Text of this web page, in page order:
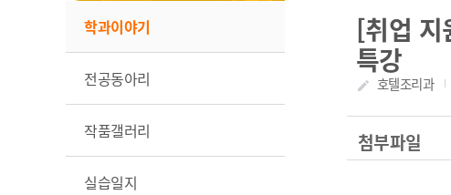
학과이야기
전공동아리
작품갤러리
실습일지
​[취업
특강
작성자
create 호텔조리과
첨부파일